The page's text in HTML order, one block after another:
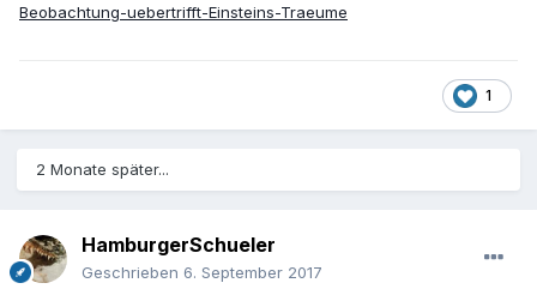
Beobachtung-uebertrifft-Einsteins-Traeume
1
2 Monate später...
HamburgerSchueler
Geschrieben 6. September 2017